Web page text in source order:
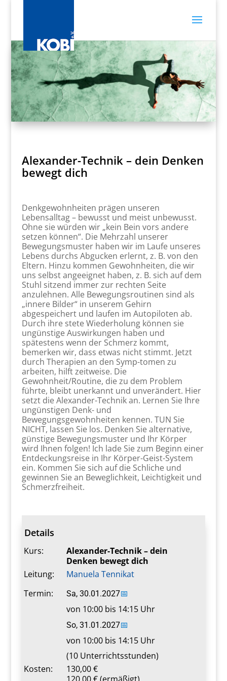
Alexander-Technik – dein Denken
bewegt dich
Denkgewohnheiten prägen unseren
Lebensalltag – bewusst und meist unbewusst.
Ohne sie würden wir „kein Bein vors andere
setzen können“. Die Mehrzahl unserer
Bewegungsmuster haben wir im Laufe unseres
Lebens durchs Abgucken erlernt, z. B. von den
Eltern. Hinzu kommen Gewohnheiten, die wir
uns selbst angeeignet haben, z. B. sich auf dem
Stuhl sitzend immer zur rechten Seite
anzulehnen. Alle Bewegungsroutinen sind als
„innere Bilder“ in unserem Gehirn
abgespeichert und laufen im Autopiloten ab.
Durch ihre stete Wiederholung können sie
ungünstige Auswirkungen haben und
spätestens wenn der Schmerz kommt,
bemerken wir, dass etwas nicht stimmt. Jetzt
durch Therapien an den Symp-tomen zu
arbeiten, hilft zeitweise. Die
Gewohnheit/Routine, die zu dem Problem
führte, bleibt unerkannt und unverändert. Hier
setzt die Alexander-Technik an. Lernen Sie Ihre
ungünstigen Denk- und
Bewegungsgewohnheiten kennen. TUN Sie
NICHT, lassen Sie los. Denken Sie alternative,
günstige Bewegungsmuster und Ihr Körper
wird Ihnen folgen! Ich lade Sie zum Beginn einer
Entdeckungsreise in Ihr Körper-Geist-System
ein. Kommen Sie sich auf die Schliche und
gewinnen Sie an Beweglichkeit, Leichtigkeit und
Schmerzfreiheit.
Details
Kurs:
Alexander-Technik – dein
Denken bewegt dich
Leitung:
Manuela Tennikat
Termin:
Sa, 30.01.2027📅
von 10:00 bis 14:15 Uhr
So, 31.01.2027📅
von 10:00 bis 14:15 Uhr
(10 Unterrichtsstunden)
Kosten:
130,00 €